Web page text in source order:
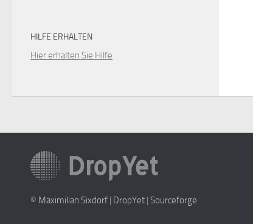
HILFE ERHALTEN
Hier erhalten Sie Hilfe
© Maximilian Sixdorf | DropYet | Sourceforge